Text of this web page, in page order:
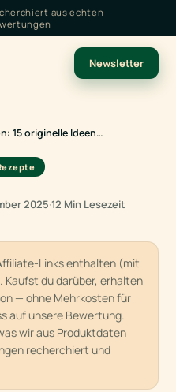
aus echten
Newsletter
15 originelle Ideen…
2025·12 Min Lesezeit
Links enthalten (mit
Kaufst du darüber, erhalten
— ohne Mehrkosten für
auf unsere Bewertung.
wir aus Produktdaten
recherchiert und